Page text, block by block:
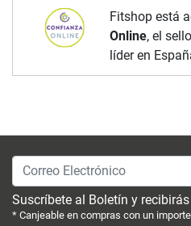
Fitshop está
Online, el
líder en
Correo Electrónico
Suscríbete al Boletín y
* Canjeable en compras con un